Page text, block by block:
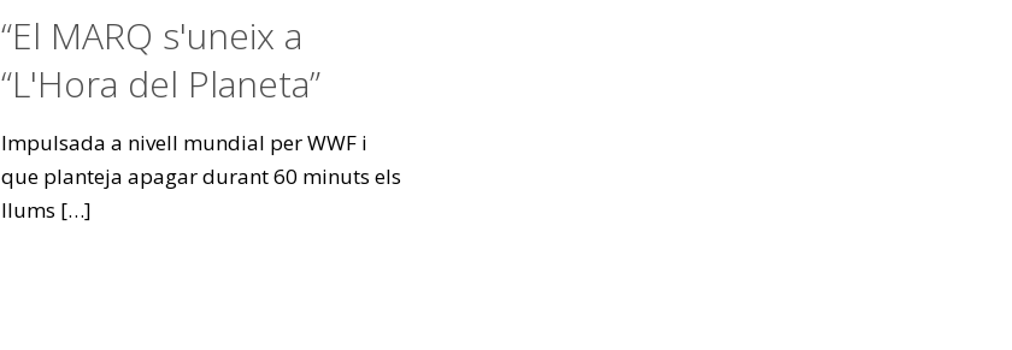
“El MARQ s'uneix a
“L'Hora del Planeta”
Impulsada a nivell mundial per WWF i
que planteja apagar durant 60 minuts els
llums […]